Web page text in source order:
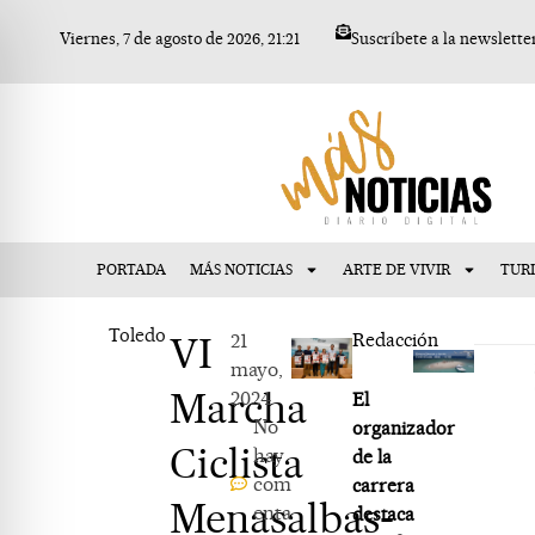
Viernes, 7 de agosto de 2026, 21:21 Suscríbete a la
PORTADA MÁS NOTICIAS ARTE DE VIVIR
Toledo VI
Marcha
Ciclista
Menasalbas-
21
mayo,
2024
No
hay
com
enta
Redacción
El
organizador
de la
carrera
destaca